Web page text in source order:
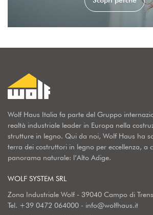
Wolf Haus Italia fa parte del Gruppo
realtà industriale leader in Europa nella
strutture in legno. Qui da noi, Wolf Haus ha
terra dei costruttori in legno per eccellenza, a
panorama naturale: l’Alto Adige.
WOLF SYSTEM SRL
Zona Industriale Wolf - 39040 Campo di
Tel. +39 0472 064000 - info@wolfhaus.it